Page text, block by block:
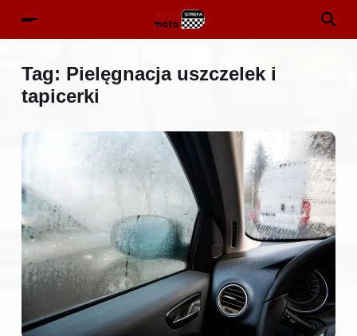
Tag: Pielęgnacja uszczelek i
tapicerki